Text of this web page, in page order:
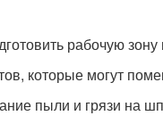
рабочую
которые могут
пыли и грязи на